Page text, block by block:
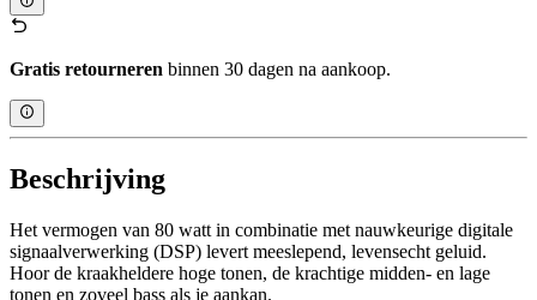
Gratis retourneren binnen 30 dagen na aankoop.
Beschrijving
Het vermogen van 80 watt in combinatie met nauwkeurige digitale
signaalverwerking (DSP) levert meeslepend, levensecht geluid.
Hoor de kraakheldere hoge tonen, de krachtige midden- en lage
tonen en zoveel bass als je aankan.